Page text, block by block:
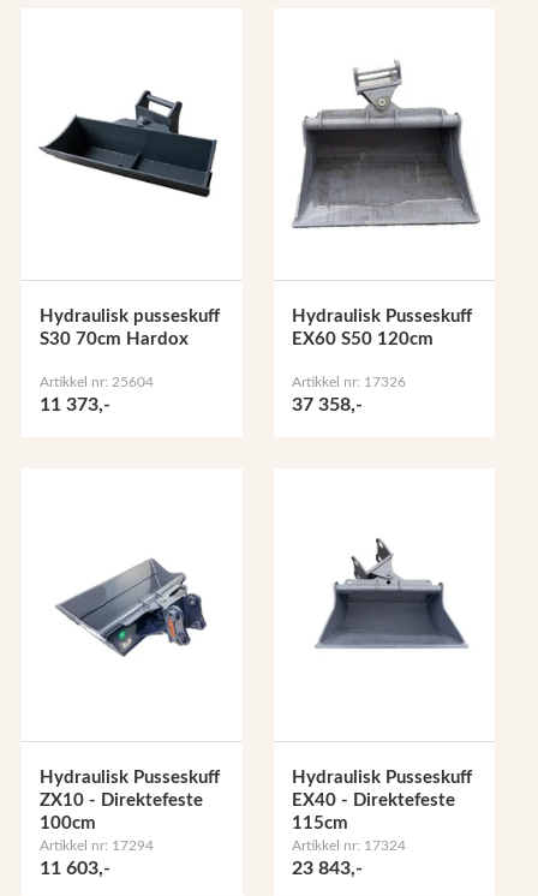
Hydraulisk pusseskuff
S30 70cm Hardox
Artikkel nr: 25604
11 373,-
Hydraulisk Pusseskuff
EX60 S50 120cm
Artikkel nr: 17326
37 358,-
Hydraulisk Pusseskuff
ZX10 - Direktefeste
100cm
Artikkel nr: 17294
11 603,-
Hydraulisk Pusseskuff
EX40 - Direktefeste
115cm
Artikkel nr: 17324
23 843,-